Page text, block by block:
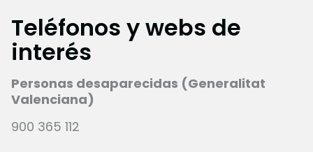
Teléfonos y webs de
interés
Personas desaparecidas (Generalitat
Valenciana)
900 365 112